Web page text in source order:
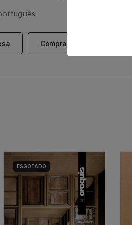
Comprar versão portuguesa
ESGOTADO